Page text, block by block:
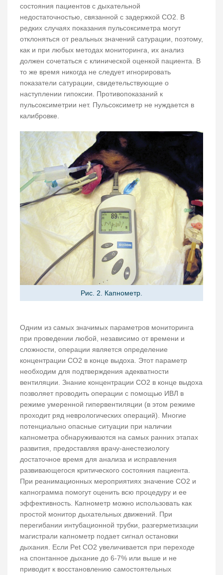
состояния пациентов с дыхательной
недостаточностью, связанной с задержкой СО2. В
редких случаях показания пульсоксиметра могут
отклоняться от реальных значений сатурации, поэтому,
как и при любых методах мониторинга, их анализ
должен сочетаться с клинической оценкой пациента. В
то же время никогда не следует игнорировать
показатели сатурации, свидетельствующие о
наступлении гипоксии. Противопоказаний к
пульсоксиметрии нет. Пульсоксиметр не нуждается в
калибровке.
Рис. 2. Капнометр.
Одним из самых значимых параметров мониторинга
при проведении любой, независимо от времени и
сложности, операции является определение
концентрации СО2 в конце выдоха. Этот параметр
необходим для подтверждения адекватности
вентиляции. Знание концентрации СО2 в конце выдоха
позволяет проводить операции с помощью ИВЛ в
режиме умеренной гипервентиляции (в этом режиме
проходит ряд неврологических операций). Многие
потенциально опасные ситуации при наличии
капнометра обнаруживаются на самых ранних этапах
развития, предоставляя врачу-анестезиологу
достаточное время для анализа и исправления
развивающегося критического состояния пациента.
При реанимационных мероприятиях значение СО2 и
капнограмма помогут оценить всю процедуру и ее
эффективность. Капнометр можно использовать как
простой монитор дыхательных движений. При
перегибании интубационной трубки, разгерметизации
магистрали капнометр подает сигнал остановки
дыхания. Если Pet CO2 увеличивается при переходе
на спонтанное дыхание до 6-7% или выше и не
приводит к восстановлению самостоятельных